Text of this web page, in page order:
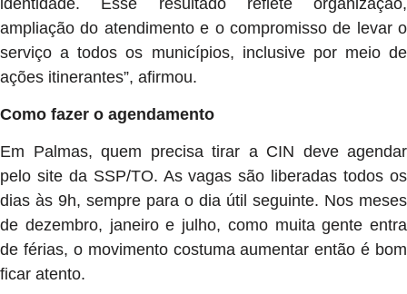
ampliação do atendimento e o compromisso de levar o
serviço a todos os municípios, inclusive por meio de
ações itinerantes”, afirmou.
Como fazer o agendamento
Em Palmas, quem precisa tirar a CIN deve agendar
pelo site da SSP/TO. As vagas são liberadas todos os
dias às 9h, sempre para o dia útil seguinte. Nos meses
de dezembro, janeiro e julho, como muita gente entra
de férias, o movimento costuma aumentar então é bom
ficar atento.